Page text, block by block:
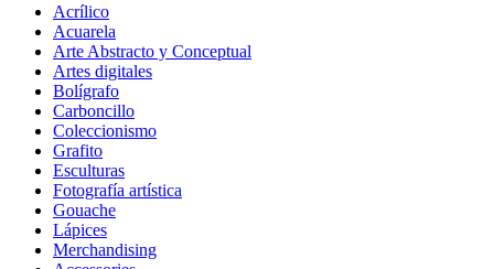
Acrílico
Acuarela
Arte Abstracto y Conceptual
Artes digitales
Bolígrafo
Carboncillo
Coleccionismo
Grafito
Esculturas
Fotografía artística
Gouache
Lápices
Merchandising